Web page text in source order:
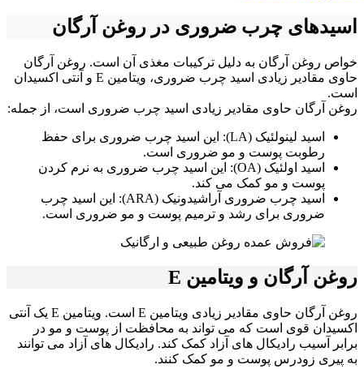
اسیدهای چرب ضروری در روغن آرگان
خواص روغن آرگان به دلیل ترکیبات مغذی آن است. روغن آرگان
حاوی مقادیر زیادی اسید چرب ضروری، ویتامین E و آنتی اکسیدان
است.
روغن آرگان حاوی مقادیر زیادی اسید چرب ضروری است، از جمله:
اسید لینولئیک (LA): این اسید چرب ضروری برای حفظ
رطوبت پوست و مو ضروری است.
اسید اولئیک (OA): این اسید چرب ضروری به نرم کردن
پوست و مو کمک می کند.
اسید چرب ضروری آراشیدونیک (ARA): این اسید چرب
ضروری برای رشد و ترمیم پوست و مو ضروری است.
روغن آرگان و ویتامین E
روغن آرگان حاوی مقادیر زیادی ویتامین E است. ویتامین E یک آنتی
اکسیدان قوی است که می تواند به محافظت از پوست و مو در
برابر آسیب رادیکال های آزاد کمک کند. رادیکال های آزاد می توانند
به پیری زودرس پوست و مو کمک کنند.